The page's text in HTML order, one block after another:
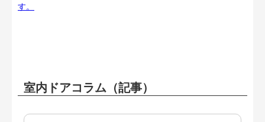
す。
室内ドアコラム（記事）